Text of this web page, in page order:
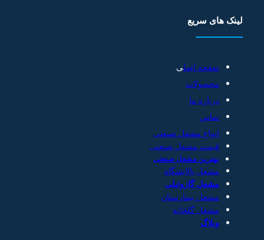
لینک های سریع
صفحه اصلی
محصولات
درباره ما
تماس
انواع مشعل صنعتی
قیمت مشعل صنعتی
بهترین مشعل صنعتی
مشعل پالایشگاه
مشعل گازوئیلی
مشعل بیمارستان
مشعل گلخانه
وبلاگ